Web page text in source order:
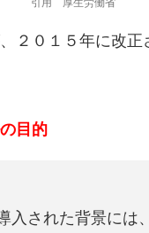
２０１５年に改正
目的
入された背景には